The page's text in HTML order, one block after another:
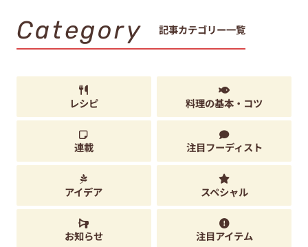
Category 記事カテゴリー一覧
レシピ 料理の基本・コツ
連載 注目フーディスト
アイデア スペシャル
お知らせ 注目アイテム